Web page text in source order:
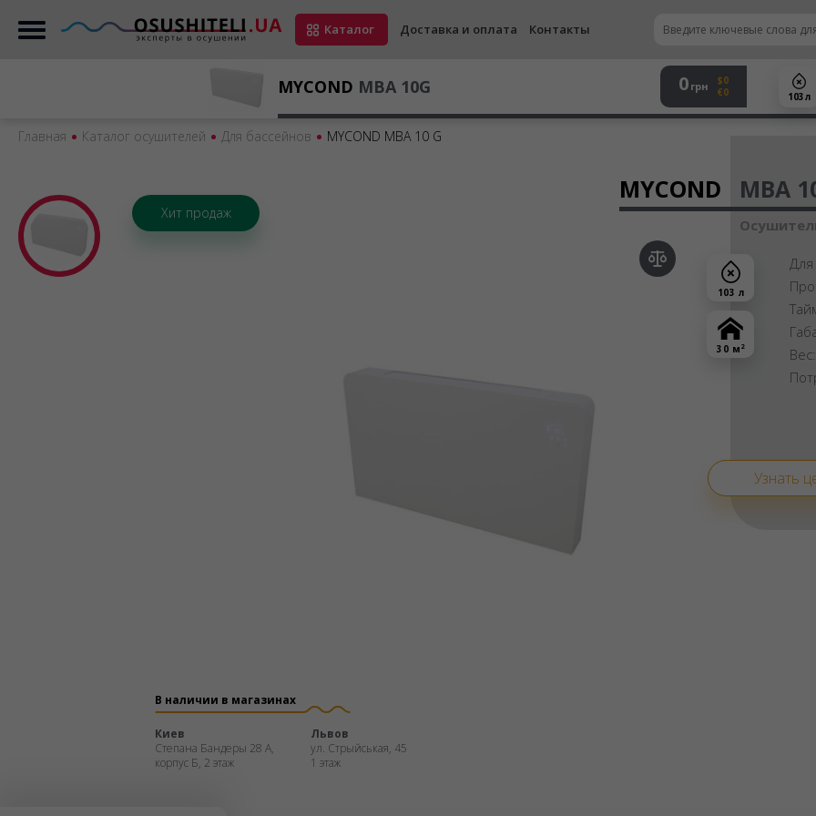
Каталог Доставка и оплата Контакты
Главная Каталог осушителей Для бассейнов MYCOND MBA 10 G
MYCOND MBA 10G 0 грн
$0
€0
103 л
103 л
30 м 2
Хит продаж
MYCOND MBA
Узнать
В наличии в магазинах
Киев
Степана Бандеры 28 А,
корпус Б, 2 этаж
Львов
ул. Стрыйськая, 45
1 этаж